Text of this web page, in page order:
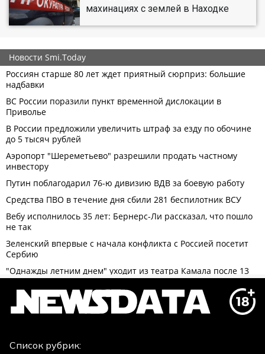
махинациях с землей в Находке
Список рубрик: